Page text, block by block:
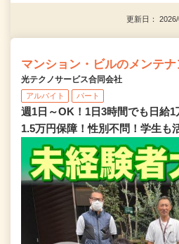
更新日：
マンション・ビルのメンテ
光テクノサービス合同会社
アルバイト パート
週1日～OK！1日3時間でも日給
1.5万円保障！性別不問！学生も